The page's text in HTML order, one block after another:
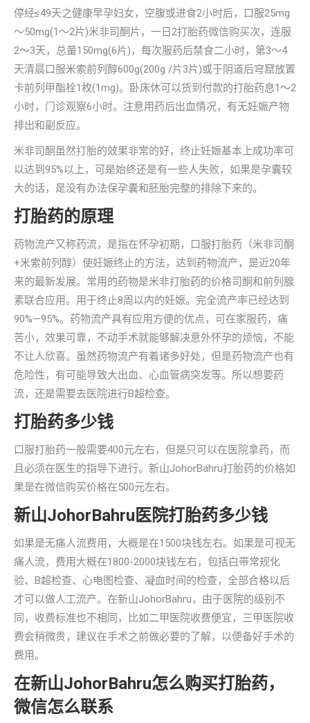
停经≤49天之健康早孕妇女，空腹或进食2小时后，口服25mg
～50mg(1～2片)米非司酮片，一日2打胎药微信购买次，连服
2～3天，总量150mg(6片)，每次服药后禁食二小时，第3～4
天清晨口服米索前列醇600g(200g /片3片)或于阴道后穹窟放置
卡前列甲酯栓1枚(1mg)。卧床休可以货到付款的打胎药息1～2
小时，门诊观察6小时。注意用药后出血情况，有无妊娠产物
排出和副反应。
米非司酮虽然打胎的效果非常的好，终止妊娠基本上成功率可
以达到95%以上，可是始终还是有一些人失败，如果是孕囊较
大的话，是没有办法保孕囊和胚胎完整的排除下来的。
打胎药的原理
药物流产又称药流，是指在怀孕初期，口服打胎药（米非司酮
+米索前列醇）使妊娠终止的方法，达到药物流产，是近20年
来的最新发展。常用的药物是米非打胎药的价格司酮和前列腺
素联合应用。用于终止8周以内的妊娠。完全流产率已经达到
90%—95%。药物流产具有应用方便的优点，可在家服药，痛
苦小，效果可靠，不动手术就能够解决意外怀孕的烦恼，不能
不让人欣喜。虽然药物流产有着诸多好处，但是药物流产也有
危险性，有可能导致大出血、心血管病突发等。所以想要药
流，还是需要去医院进行B超检查。
打胎药多少钱
口服打胎药一般需要400元左右，但是只可以在医院拿药，而
且必须在医生的指导下进行。新山JohorBahru打胎药的价格如
果是在微信购买价格在500元左右。
新山JohorBahru医院打胎药多少钱
如果是无痛人流费用，大概是在1500块钱左右。如果是可视无
痛人流，费用大概在1800-2000块钱左右，包括白带常规化
验、B超检查、心电图检查、凝血时间的检查，全部合格以后
才可以做人工流产。在新山JohorBahru，由于医院的级别不
同，收费标准也不相同，比如二甲医院收费便宜，三甲医院收
费会稍微贵，建议在手术之前做必要的了解，以便备好手术的
费用。
在新山JohorBahru怎么购买打胎药，
微信怎么联系